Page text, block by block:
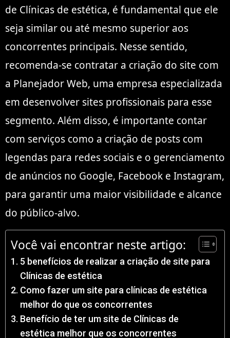
de Clínicas de estética, é fundamental que ele
seja similar ou até mesmo superior aos
concorrentes principais. Nesse sentido,
recomenda-se contratar a criação do site com
a Planejador Web, uma empresa especializada
em desenvolver sites profissionais para esse
segmento. Além disso, é importante contar
com serviços como a criação de posts com
legendas para redes sociais e o gerenciamento
de anúncios no Google, Facebook e Instagram,
para garantir uma maior visibilidade e alcance
do público-alvo.
Você vai encontrar neste artigo:
5 benefícios de realizar a criação de site para
Clínicas de estética
Como fazer um site para clínicas de estética
melhor do que os concorrentes
Benefício de ter um site de Clínicas de
estética melhor que os concorrentes